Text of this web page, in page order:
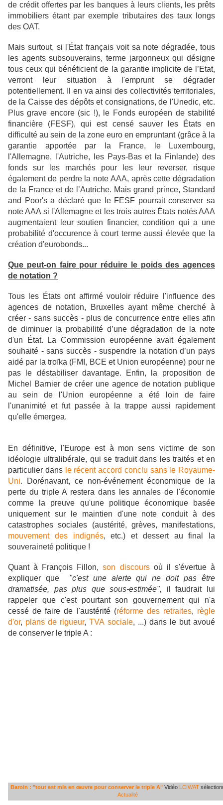
de crédit offertes par les banques à leurs clients, les prêts
immobiliers étant par exemple tributaires des taux longs
des OAT.
Mais surtout, si l'État français voit sa note dégradée, tous
les agents subsouverains, terme jargonneux qui désigne
tous ceux qui bénéficient de la garantie implicite de l’Etat,
verront leur situation à l'emprunt se dégrader
potentiellement. Il en va ainsi des collectivités territoriales,
de la Caisse des dépôts et consignations, de l'Unedic, etc.
Plus grave encore (sic !), le Fonds européen de stabilité
financière (FESF), qui est censé sauver les États en
difficulté au sein de la zone euro en empruntant (grâce à la
garantie apportée par la France, le Luxembourg,
l'Allemagne, l'Autriche, les Pays-Bas et la Finlande) des
fonds sur les marchés pour les leur reverser, risque
également de perdre la note AAA, après cette dégradation
de la France et de l’Autriche. Mais grand prince, Standard
and Poor's a déclaré que le FESF pourrait conserver sa
note AAA si l'Allemagne et les trois autres États notés AAA
augmentaient leur soutien financier, condition qui a une
probabilité d'occurence à court terme aussi élevée que la
création d'eurobonds...
Que peut-on faire pour réduire le poids des agences
de notation ?
Tous les États ont affirmé vouloir réduire l'influence des
agences de notation, Bruxelles ayant même cherché à
créer - sans succès - plus de concurrence entre elles afin
de diminuer la probabilité d’une dégradation de la note
d'un État. La Commission européenne avait également
souhaité - sans succès - suspendre la notation d’un pays
aidé par la troïka (FMI, BCE et Union européenne) pour ne
pas le déstabiliser davantage. Enfin, la proposition de
Michel Barnier de créer une agence de notation publique
au sein de l'Union européenne a été loin de faire
l'unanimité et fut passée à la trappe aussi rapidement
qu'elle émergea.
En définitive, l'Europe est à mon sens victime de son
idéologie ultralibérale, qui se traduit dans les traités et en
particulier dans le récent accord conclu sans le Royaume-
Uni. Dorénavant, ce non-événement économique de la
perte du triple A restera dans les annales de l'économie
comme la preuve qu'une politique économique basée
uniquement sur le maintien d'une note conduit à des
catastrophes sociales (austérité, grèves, manifestations,
mouvement des indignés, etc.) et dessert au final la
souveraineté politique !
Quant à François Fillon,son discoursoù il s'évertue à
expliquer que
"c'est une alerte qui ne doit pasêtre
dramatisée, pas plus que sous-estimée", il faudrait lui
rappeler que c'est pourtant son gouvernement qui n'a
cessé de faire de l'austérité (réforme des retraites, règle
d'or, plans de rigueur,TVA sociale, ...) dans le but avoué
de conserver le triple A :
Baroin : "tout est mis en œuvre pour conserver le triple A" Vidéo LCIWAT
Actualité